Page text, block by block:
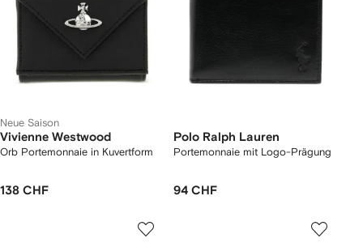
Neue Saison
Vivienne Westwood
Orb Portemonnaie in Kuvertform
138 CHF
Polo Ralph Lauren
Portemonnaie mit Logo-Prägung
94 CHF